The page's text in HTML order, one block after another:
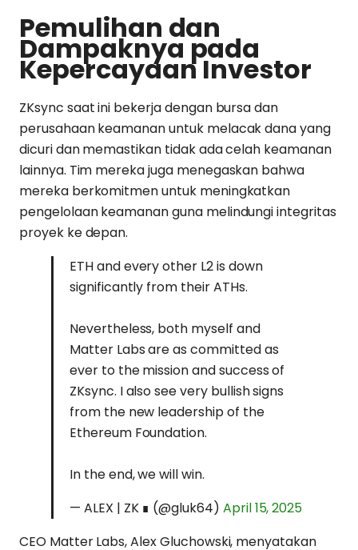
Pemulihan dan
Dampaknya pada
Kepercayaan Investor
ZKsync saat ini bekerja dengan bursa dan
perusahaan keamanan untuk melacak dana yang
dicuri dan memastikan tidak ada celah keamanan
lainnya. Tim mereka juga menegaskan bahwa
mereka berkomitmen untuk meningkatkan
pengelolaan keamanan guna melindungi integritas
proyek ke depan.
ETH and every other L2 is down
significantly from their ATHs.
Nevertheless, both myself and
Matter Labs are as committed as
ever to the mission and success of
ZKsync. I also see very bullish signs
from the new leadership of the
Ethereum Foundation.
In the end, we will win.
— ALEX | ZK ∎ (@gluk64) April 15, 2025
CEO Matter Labs, Alex Gluchowski, menyatakan